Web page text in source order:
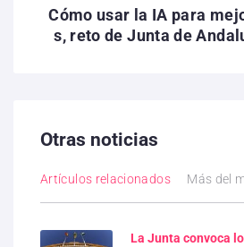
Cómo usar la IA para
s, reto de Junta de
Otras noticias
Artículos relacionados Más del
La Junta convoca